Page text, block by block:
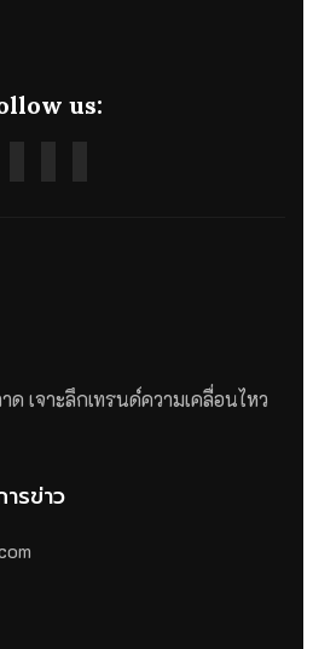
us:
เจาะลึกเทรนด์ความเคลื่อนไหว
รข่าว